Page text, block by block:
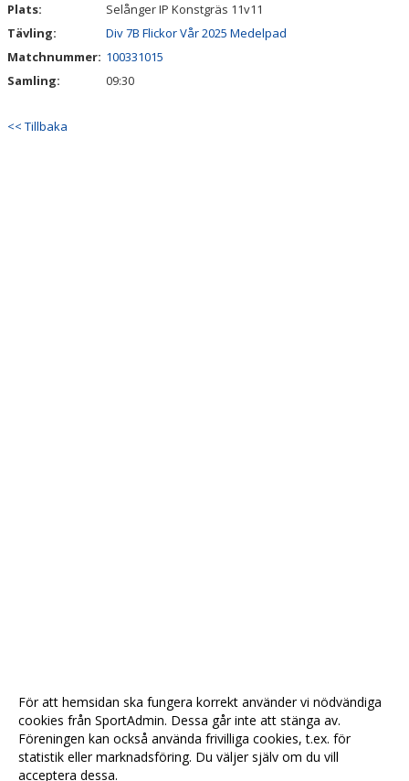
KONTAKT
Plats:
Selånger IP Konstgräs 11v11
Tävling:
Div 7B Flickor Vår 2025 Medelpad
Matchnummer: 100331015
Samling:
09:30
<< Tillbaka
För att hemsidan ska fungera korrekt använder vi nödvändiga
cookies från SportAdmin. Dessa går inte att stänga av.
Föreningen kan också använda frivilliga cookies, t.ex. för
statistik eller marknadsföring. Du väljer själv om du vill
acceptera dessa.